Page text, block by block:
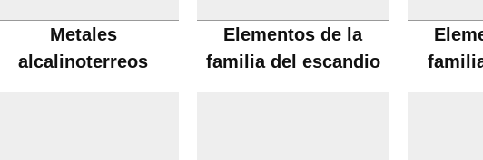
Metales
alcalinoterreos
Elementos de la
familia del escandio